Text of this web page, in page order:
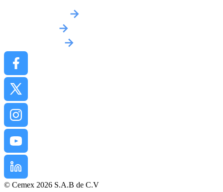
© Cemex 2026 S.A.B de C.V